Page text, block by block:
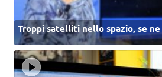
Troppi satelliti nello spazio, se ne